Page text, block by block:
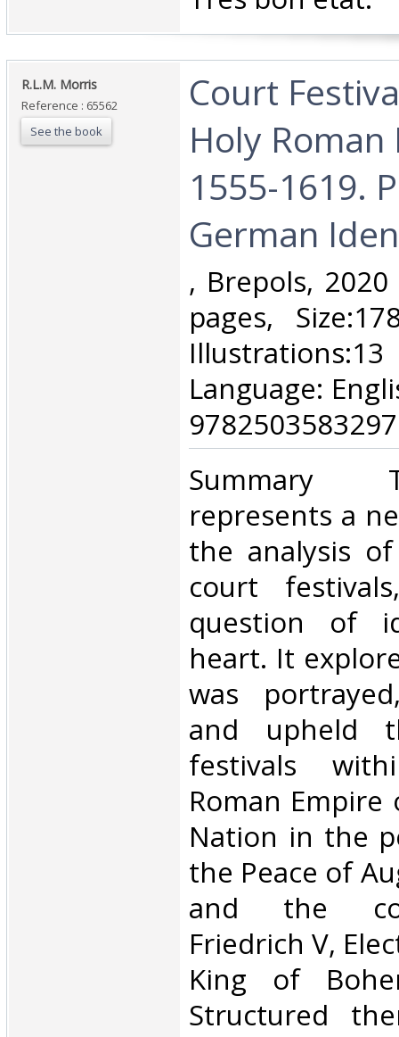
‎R.L.M. Morris‎
Reference : 65562
See the book
‎Court
Holy Roman
1555-1619.
German
‎, Brepols,
pages,
Language:
‎Summary
represents a
the analysis
court
question of
heart. It
was
and upheld
festivals
Roman
Nation in the
the Peace of
and the
Friedrich V,
King of
Structured